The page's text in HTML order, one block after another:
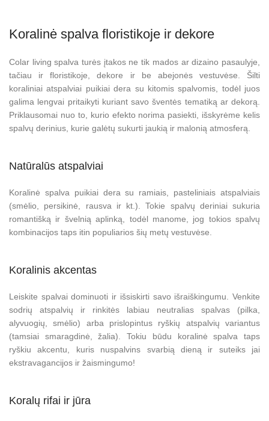
Koralinė spalva floristikoje ir dekore
Colar living spalva turės įtakos ne tik mados ar dizaino pasaulyje,
tačiau ir floristikoje, dekore ir be abejonės vestuvėse. Šilti
koraliniai atspalviai puikiai dera su kitomis spalvomis, todėl juos
galima lengvai pritaikyti kuriant savo šventės tematiką ar dekorą.
Priklausomai nuo to, kurio efekto norima pasiekti, išskyrėme kelis
spalvų derinius, kurie galėtų sukurti jaukią ir malonią atmosferą.
Natūralūs atspalviai
Koralinė spalva puikiai dera su ramiais, pasteliniais atspalviais
(smėlio, persikinė, rausva ir kt.). Tokie spalvų deriniai sukuria
romantišką ir švelnią aplinką, todėl manome, jog tokios spalvų
kombinacijos taps itin populiarios šių metų vestuvėse.
Koralinis akcentas
Leiskite spalvai dominuoti ir išsiskirti savo išraiškingumu. Venkite
sodrių atspalvių ir rinkitės labiau neutralias spalvas (pilka,
alyvuogių, smėlio) arba prislopintus ryškių atspalvių variantus
(tamsiai smaragdinė, žalia). Tokiu būdu koralinė spalva taps
ryškiu akcentu, kuris nuspalvins svarbią dieną ir suteiks jai
ekstravagancijos ir žaismingumo!
Koralų rifai ir jūra